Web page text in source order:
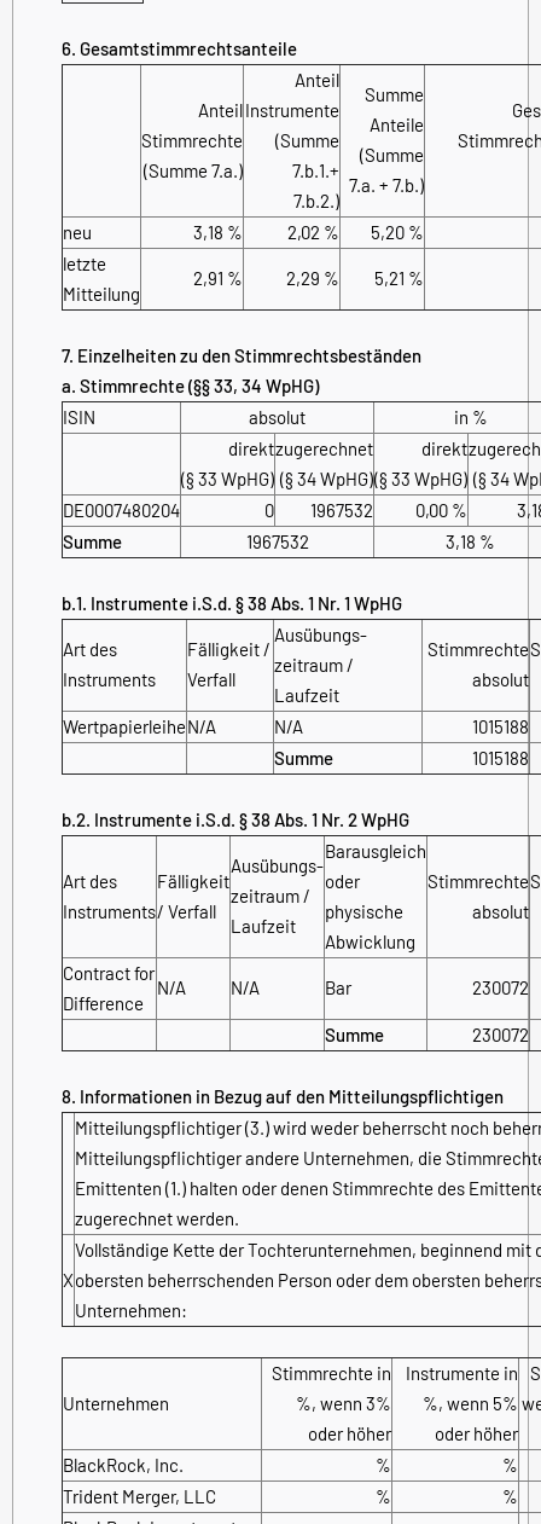
6. Gesamtstimmrechtsanteile
Anteil
Stimmrechte
(Summe 7.a.)
Anteil
Instrumente
(Summe
7.b.1.+
7.b.2.)
Summe
Anteile
(Summe
7.a. + 7.b.)
neu 3,18 % 2,02 %
5,20 %
letzte
Mitteilung
2,91 % 2,29 % 5,21 %
7. Einzelheiten zu den Stimmrechtsbeständen
a. Stimmrechte (§§ 33, 34 WpHG)
ISIN
absolut
in %
direkt
(§ 33 WpHG)
zugerechnet
(§ 34 WpHG)
direkt
(§ 33 WpHG) (§ 34
DE0007480204
0 1967532 0,00 %
Summe
1967532 3,18 %
b.1. Instrumente i.S.d. § 38 Abs. 1 Nr. 1 WpHG
Art des
Instruments
Fälligkeit /
Verfall
Ausübungs­
zeitraum /
Laufzeit
Stimmrechte
absolut
WertpapierleiheN/A N/A
1015188
Summe
1015188
b.2. Instrumente i.S.d. § 38 Abs. 1 Nr. 2 WpHG
Art des
Instruments
Fälligkeit
/ Verfall
Ausübungs­
zeitraum /
Laufzeit
Barausgleich
oder
physische
Abwicklung
Stimmrechte
absolut
Contract for
Difference
N/A N/A Bar 230072
Summe 230072
8. Informationen in Bezug auf den Mitteilungspflichtigen
Mitteilungspflichtiger (3.) wird weder beherrscht noch
Mitteilungspflichtiger andere Unternehmen, die
Emittenten (1.) halten oder denen Stimmrechte des
zugerechnet werden.
X
Vollständige Kette der Tochterunternehmen, beginnend mit
obersten beherrschenden Person oder dem obersten
Unternehmen:
Unternehmen
Stimmrechte in
%, wenn 3%
oder höher
Instrumente in
%, wenn 5%
oder höher
BlackRock, Inc. %
%
Trident Merger, LLC
%
%